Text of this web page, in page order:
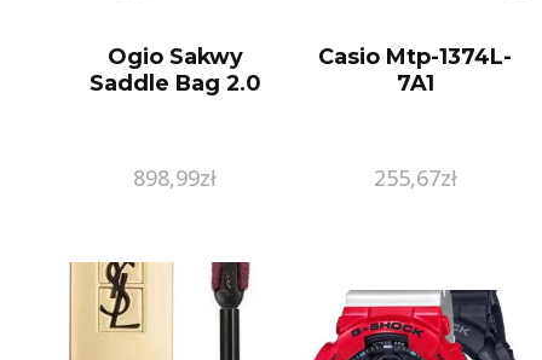
Ogio Sakwy
Saddle Bag 2.0
898,99zł
Casio Mtp-1374L-
7A1
255,67zł